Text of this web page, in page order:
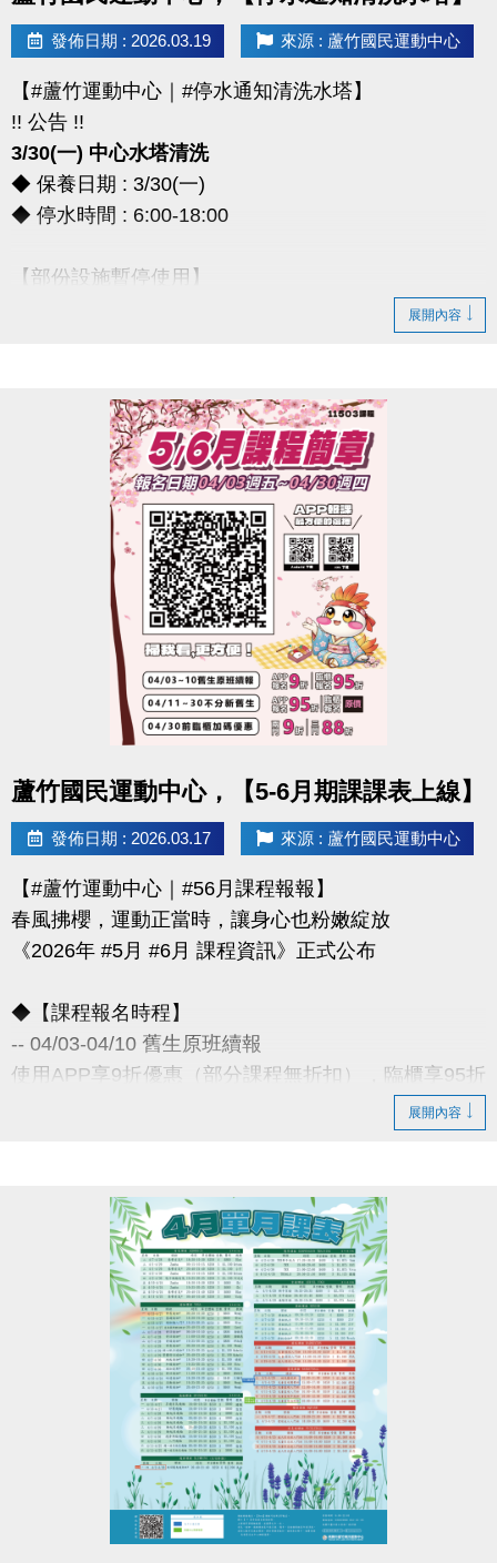
用），須現場報名繳費使用。
想報名期課及家教班的運動好友們，千萬別錯過喔～～～
發佈日期 : 2026.03.19 來源 : 蘆竹國民運動中心
【#蘆竹運動中心｜#停水通知清洗水塔】
!! 公告 !!
3/30(一) 中心水塔清洗
◆ 保養日期 : 3/30(一)
◆ 停水時間 : 6:00-18:00
【部份設施暫停使用】
*** 造成不便，敬請見諒 ***
-洽詢專線：03-2639066 #111、112
-官網 :
https://www.lzsports.com.tw/zh_TW/news/pageID/1/
-FB : 桃園市蘆竹國民運動中心
-IG : @luzhusports
展開內容
蘆竹國民運動中心，【5-6月期課課表上線】
發佈日期 : 2026.03.17 來源 : 蘆竹國民運動中心
【#蘆竹運動中心｜#56月課程報報】
春風拂櫻，運動正當時，讓身心也粉嫩綻放
《2026年 #5月 #6月 課程資訊》正式公布
◆【課程報名時程】
-- 04/03-04/10 舊生原班續報
使用APP享9折優惠（部分課程無折扣），臨櫃享95折
◆【舊生定義】
報名完整3-4月期課、4月單月課程
且開班成功，無中途退費之學員
04/11-04/30 不分新舊生
APP報名享95折優惠
04/30 前 本期臨櫃報名
《 有 加碼優惠 喔 》
同一人報名三門以上 → 88折優惠
同一人報名兩門以上 → 9折優惠
展開內容